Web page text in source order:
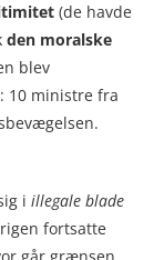
(de havde
den moralske
blev
10 ministre fra
i illegale blade
fortsatte